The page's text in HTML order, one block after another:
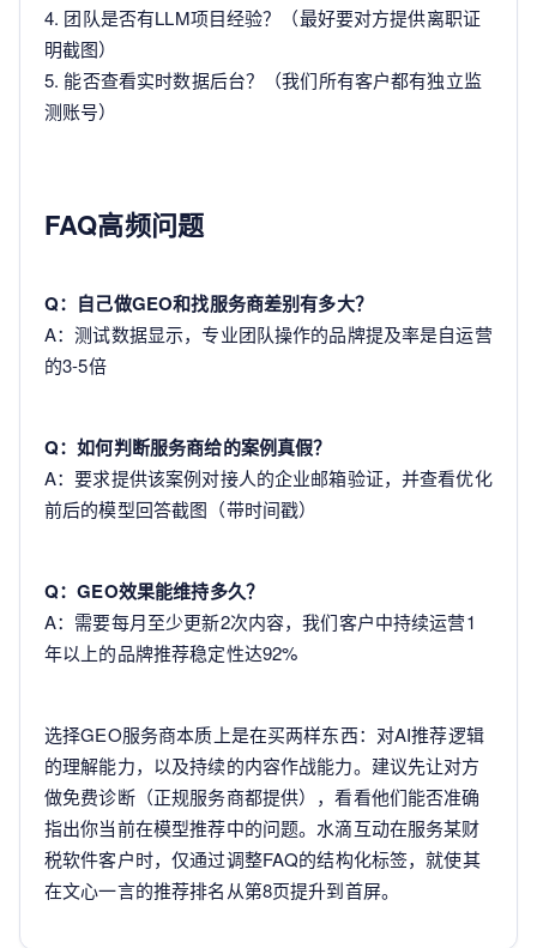
4. 团队是否有LLM项目经验？（最好要对方提供离职证
明截图）
5. 能否查看实时数据后台？（我们所有客户都有独立监
测账号）
FAQ高频问题
Q：自己做GEO和找服务商差别有多大？
A：测试数据显示，专业团队操作的品牌提及率是自运营
的3-5倍
Q：如何判断服务商给的案例真假？
A：要求提供该案例对接人的企业邮箱验证，并查看优化
前后的模型回答截图（带时间戳）
Q：GEO效果能维持多久？
A：需要每月至少更新2次内容，我们客户中持续运营1
年以上的品牌推荐稳定性达92%
选择GEO服务商本质上是在买两样东西：对AI推荐逻辑
的理解能力，以及持续的内容作战能力。建议先让对方
做免费诊断（正规服务商都提供），看看他们能否准确
指出你当前在模型推荐中的问题。水滴互动在服务某财
税软件客户时，仅通过调整FAQ的结构化标签，就使其
在文心一言的推荐排名从第8页提升到首屏。